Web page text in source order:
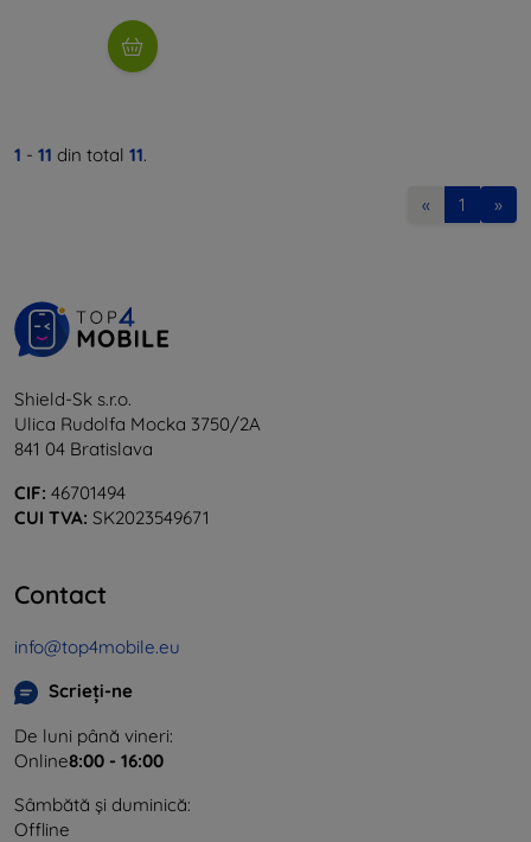
1 - 11 din total 11.
« 1 »
Shield-Sk s.r.o.
Ulica Rudolfa Mocka 3750/2A
841 04 Bratislava
CIF: 46701494
CUI TVA: SK2023549671
Contact
info@top4mobile.eu
Scrieți-ne
De luni până vineri:
Online8:00 - 16:00
Sâmbătă și duminică:
Offline